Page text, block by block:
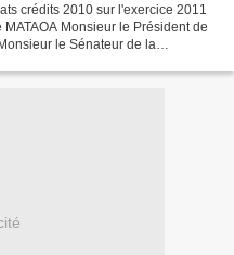
crédits 2010 sur l'exercice 2011
Monsieur le Président de
le Sénateur de la